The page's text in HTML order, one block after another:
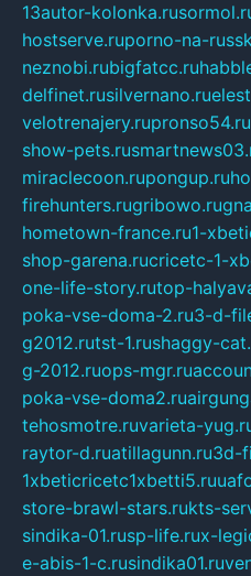
13autor-kolonka.ru
hostserve.ruporno-na-
neznobi.rubigfatcc.ru
delfinet.rusilvernano.ru
velotrenajery.rupronso54.ru
show-pets.ru
miraclecoon.rupongup.ru
firehunters.rugribowo.ru
hometown-france.ru1-
shop-garena.rucricetc-1-
one-life-story.rutop-
poka-vse-doma-2.ru3-d-
g2012.rutst-1.rushaggy-
g-2012.ruops-mgr.ru
poka-vse-doma2.ru
tehosmotre.ruvarieta-
raytor-d.ruatillagunn.ru3d-
1xbeticricetc1xbetti5.ru
store-brawl-stars.rukts-
sindika-01.rusp-life.rux-
e-abis-1-c.rusindika01.ru